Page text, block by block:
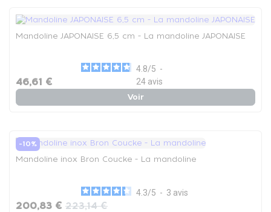
Mandoline JAPONAISE 6,5 cm - La mandoline JAPONAISE
4.8/5 -
24 avis
46,61 €
Voir
-10%
Mandoline inox Bron Coucke - La mandoline
4.3/5 - 3 avis
200,83 € 223,14 €